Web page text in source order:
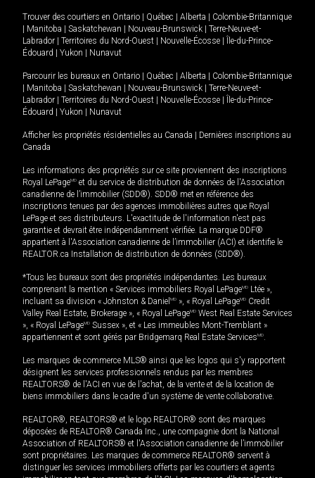
Trouver des courtiers en Ontario Québec Alberta
Colombie-Britannique
Manitoba Saskatchewan Nouveau-Brunswick
Terre-Neuve-et-
Labrador
Territoires du Nord-Ouest Nouvelle-Écosse
Île-du-Prince-
Édouard
Yukon Nunavut
Parcourir les bureaux en Ontario Québec Alberta
Colombie-Britannique
Manitoba Saskatchewan Nouveau-Brunswick
Terre-Neuve-et-
Labrador
Territoires du Nord-Ouest Nouvelle-Écosse
Île-du-Prince-
Édouard
Yukon Nunavut
Afficher les propriétés résidentielles au Canada
Dernières inscriptions au
Canada
Les informations des propriétés sur ce site proviennent des inscriptions
Royal LePageMD et du service de distribution de données de l'Association
canadienne de l’immobilier (SDD®). SDD® met en référence des
inscriptions tenues par des agences immobilières autres que Royal
LePage et ses distributeurs. L'exactitude de l'information n'est pas
garantie et devrait être indépendamment vérifiée. La marque DDF®
appartient à l'Association canadienne de l’immobilier (ACI) et identifie le
REALTOR.ca Installation de distribution de données (SDD®).
*Tous les bureaux sont des propriétés indépendantes. Les bureaux
comprenant la mention « Services immobiliers Royal LePageMD Ltée »,
incluant sa division « Johnston & Daniel MD », « Royal LePageMD Credit
Valley Real Estate, Brokerage », « Royal LePageMD West Real Estate Services
», « Royal LePageMD Sussex », et « Les immeubles Mont-Tremblant »
appartiennent et sont gérés par Bridgemarq Real Estate ServicesMD.
Les marques de commerce MLS® ainsi que les logos qui s'y rapportent
désignent les services professionnels rendus par les membres
REALTORS® de l'ACI en vue de l'achat, de la vente et de la location de
biens immobiliers dans le cadre d'un système de vente collaborative.
REALTOR®, REALTORS® et le logo REALTOR® sont des marques
déposées de REALTOR® Canada Inc., une compagnie dont la National
Association of REALTORS® et l'Association canadienne de l’immobilier
sont propriétaires. Les marques de commerce REALTOR® servent à
distinguer les services immobiliers offerts par les courtiers et agents